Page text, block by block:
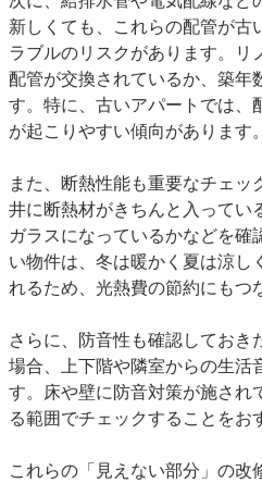
新しくても、これらの配管が古
ラブルのリスクがあります。リ
配管が交換されているか、築年
す。特に、古いアパートでは、
が起こりやすい傾向があります。
また、 断熱性能も重要なチェッ
井に断熱材がきちんと入ってい
ガラスになっているかなどを確
い物件は、冬は暖かく夏は涼し
れるため、光熱費の節約にもつ
さらに、 防音性 も確認しておき
場合、上下階や隣室からの生活
す。床や壁に防音対策が施され
る範囲でチェックすることをお
これらの「見えない部分」の改